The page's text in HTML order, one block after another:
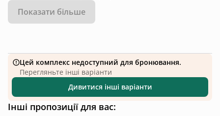
будиночки близнюки ,кожен з будинків - це
осередок затишку та релаксу з великими
комфортного проживання та приготування їжі. На
території є велика зона BBQ, з можливістю
посмажити гриль або посидіти біля вогнища. Зона з
шезлонгами/літній душ. Свій пірс з виходом до
лиману. Безкоштовна парковка на території.
Безконтактний доступ до комплексу,та повна
Показати більше
Цей комплекс недоступний для бронювання.
Перегляньте інші варіанти
Дивитися інші варіанти
Інші пропозиції для вас: